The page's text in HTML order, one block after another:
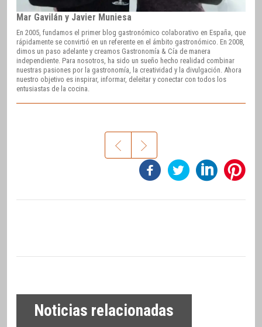
Mar Gavilán y Javier Muniesa
En 2005, fundamos el primer blog gastronómico colaborativo en España, que
rápidamente se convirtió en un referente en el ámbito gastronómico. En 2008,
dimos un paso adelante y creamos Gastronomía & Cía de manera
independiente. Para nosotros, ha sido un sueño hecho realidad combinar
nuestras pasiones por la gastronomía, la creatividad y la divulgación. Ahora
nuestro objetivo es inspirar, informar, deleitar y conectar con todos los
entusiastas de la cocina.
Noticias relacionadas